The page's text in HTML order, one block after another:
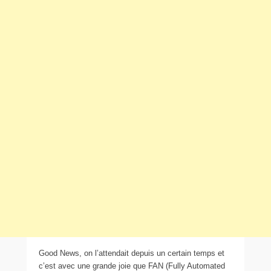
Good News, on l’attendait depuis un certain temps et
c’est avec une grande joie que FAN (Fully Automated